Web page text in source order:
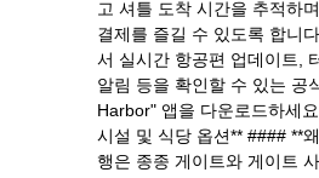
고 셔틀 도착 시간을 추적하
결제를 즐길 수 있도록 합니
서 실시간 항공편 업데이트,
알림 등을 확인할 수 있는 공
Harbor" 앱을 다운로드하세
시설 및 식당 옵션** #### **
행은 종종 게이트와 게이트